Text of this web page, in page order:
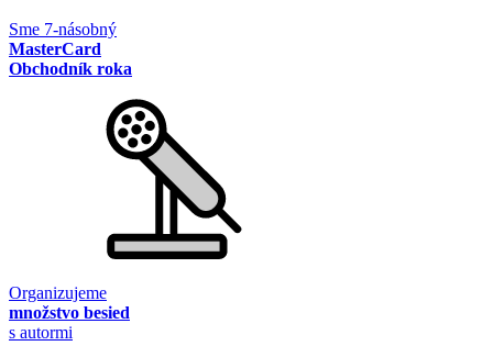
Sme 7-násobný
MasterCard
Obchodník roka
Organizujeme
množstvo besied
s autormi